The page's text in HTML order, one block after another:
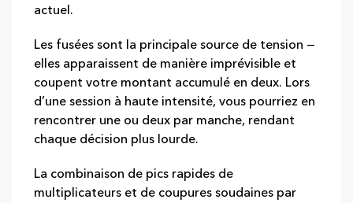
actuel.
Les fusées sont la principale source de tension —
elles apparaissent de manière imprévisible et
coupent votre montant accumulé en deux. Lors
d’une session à haute intensité, vous pourriez en
rencontrer une ou deux par manche, rendant
chaque décision plus lourde.
La combinaison de pics rapides de
multiplicateurs et de coupures soudaines par